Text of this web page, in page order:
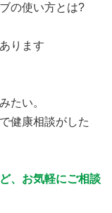
の使い方とは?
ります
たい。
健康相談がした
、お気軽にご相談